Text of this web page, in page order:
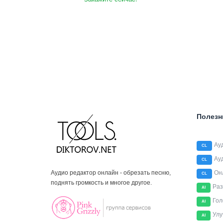
Аудио редактор онлайн - обрезать песню,
поднять громкость и многое другое.
CL
CL
CL
AI
AI
AI